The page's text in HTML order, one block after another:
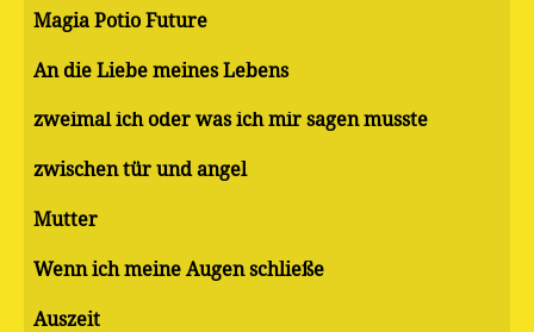
Magia Potio Future
An die Liebe meines Lebens
zweimal ich oder was ich mir sagen musste
zwischen tür und angel
Mutter
Wenn ich meine Augen schließe
Auszeit